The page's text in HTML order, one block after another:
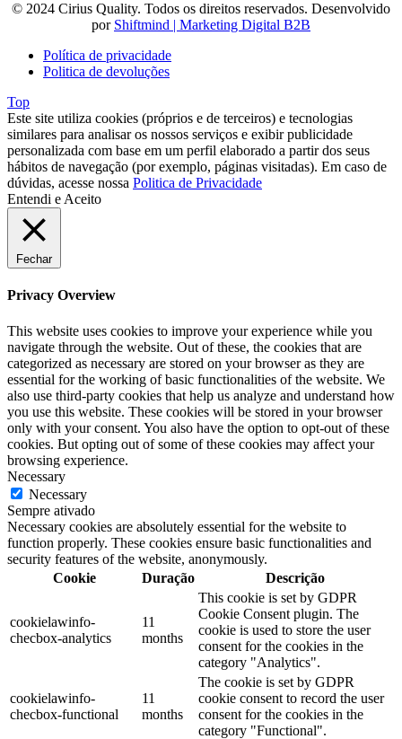
© 2024 Cirius Quality. Todos os direitos reservados. Desenvolvido
por Shiftmind | Marketing Digital B2B
Política de privacidade
Politica de devoluções
Top
Este site utiliza cookies (próprios e de terceiros) e tecnologias
similares para analisar os nossos serviços e exibir publicidade
personalizada com base em um perfil elaborado a partir dos seus
hábitos de navegação (por exemplo, páginas visitadas). Em caso de
dúvidas, acesse nossa Politica de Privacidade
Entendi e Aceito
Fechar
Privacy Overview
This website uses cookies to improve your experience while you
navigate through the website. Out of these, the cookies that are
categorized as necessary are stored on your browser as they are
essential for the working of basic functionalities of the website. We
also use third-party cookies that help us analyze and understand how
you use this website. These cookies will be stored in your browser
only with your consent. You also have the option to opt-out of these
cookies. But opting out of some of these cookies may affect your
browsing experience.
Necessary
Necessary
Sempre ativado
Necessary cookies are absolutely essential for the website to
function properly. These cookies ensure basic functionalities and
security features of the website, anonymously.
Cookie
Duração Descrição
cookielawinfo-
checbox-analytics
11
months
This cookie is set by GDPR
Cookie Consent plugin. The
cookie is used to store the user
consent for the cookies in the
category "Analytics".
cookielawinfo-
checbox-functional
11
months
The cookie is set by GDPR
cookie consent to record the user
consent for the cookies in the
category "Functional".